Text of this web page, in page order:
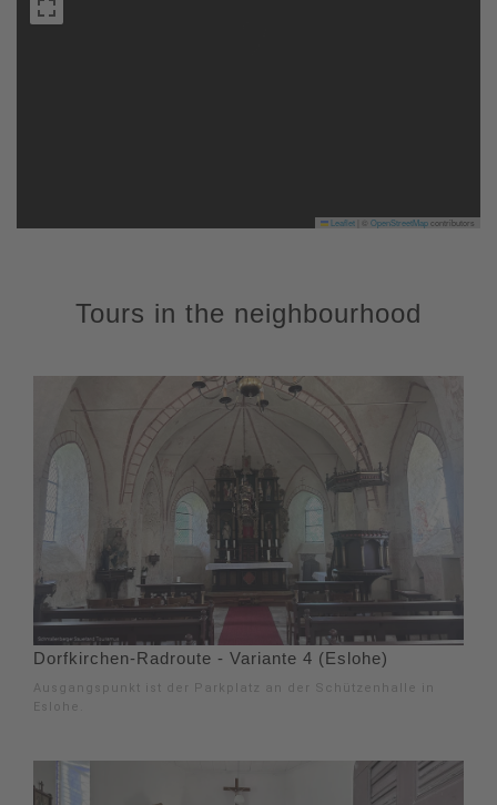
Leaflet OpenStreetMapcontributors
Tours in the neighbourhood
Dorfkirchen-Radroute - Variante 4 (Eslohe)
Ausgangspunkt ist der Parkplatz an der Schützenhalle in
Eslohe.